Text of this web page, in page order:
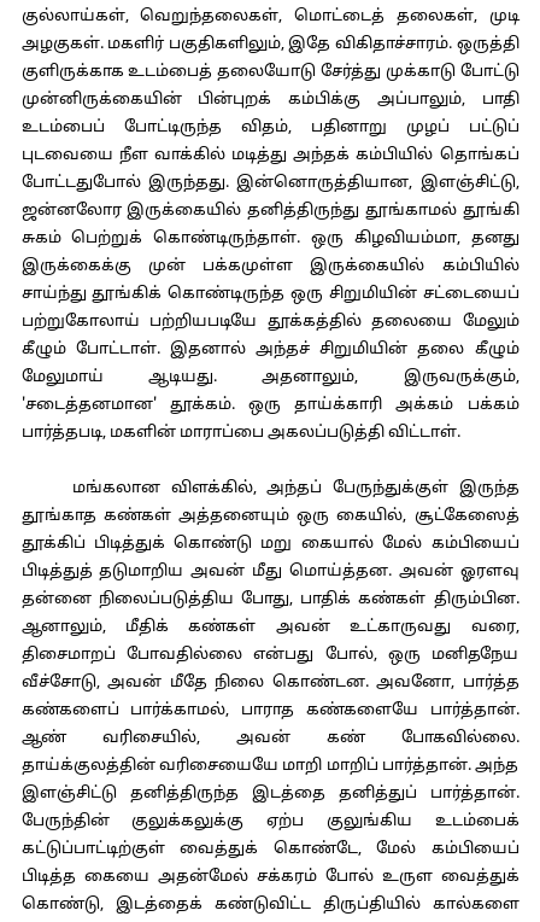
குல்லாய்கள், வெறுந்தலைகள், மொட்டைத் தலைகள், முடி
அழகுகள். மகளிர் பகுதிகளிலும், இதே விகிதாச்சாரம். ஒருத்தி
குளிருக்காக உடம்பைத் தலையோடு சேர்த்து முக்காடு போட்டு
முன்னிருக்கையின் பின்புறக் கம்பிக்கு அப்பாலும், பாதி
உடம்பைப் போட்டிருந்த விதம், பதினாறு முழப் பட்டுப்
புடவையை நீள வாக்கில் மடித்து அந்தக் கம்பியில் தொங்கப்
போட்டதுபோல் இருந்தது. இன்னொருத்தியான, இளஞ்சிட்டு,
ஜன்னலோர இருக்கையில் தனித்திருந்து தூங்காமல் தூங்கி
சுகம் பெற்றுக் கொண்டிருந்தாள். ஒரு கிழவியம்மா, தனது
இருக்கைக்கு முன் பக்கமுள்ள இருக்கையில் கம்பியில்
சாய்ந்து தூங்கிக் கொண்டிருந்த ஒரு சிறுமியின் சட்டையைப்
பற்றுகோலாய் பற்றியபடியே தூக்கத்தில் தலையை மேலும்
கீழும் போட்டாள். இதனால் அந்தச் சிறுமியின் தலை கீழும்
மேலுமாய் ஆடியது. அதனாலும், இருவருக்கும்,
'சடைத்தனமான' தூக்கம். ஒரு தாய்க்காரி அக்கம் பக்கம்
பார்த்தபடி, மகளின் மாராப்பை அகலப்படுத்தி விட்டாள்.
மங்கலான விளக்கில், அந்தப் பேருந்துக்குள் இருந்த
தூங்காத கண்கள் அத்தனையும் ஒரு கையில், சூட்கேஸைத்
தூக்கிப் பிடித்துக் கொண்டு மறு கையால் மேல் கம்பியைப்
பிடித்துத் தடுமாறிய அவன் மீது மொய்த்தன. அவன் ஓரளவு
தன்னை நிலைப்படுத்திய போது, பாதிக் கண்கள் திரும்பின.
ஆனாலும், மீதிக் கண்கள் அவன் உட்காருவது வரை,
திசைமாறப் போவதில்லை என்பது போல், ஒரு மனிதநேய
வீச்சோடு, அவன் மீதே நிலை கொண்டன. அவனோ, பார்த்த
கண்களைப் பார்க்காமல், பாராத கண்களையே பார்த்தான்.
ஆண் வரிசையில், அவன் கண் போகவில்லை.
தாய்க்குலத்தின் வரிசையையே மாறி மாறிப் பார்த்தான். அந்த
இளஞ்சிட்டு தனித்திருந்த இடத்தை தனித்துப் பார்த்தான்.
பேருந்தின் குலுக்கலுக்கு ஏற்ப குலுங்கிய உடம்பைக்
கட்டுப்பாட்டிற்குள் வைத்துக் கொண்டே, மேல் கம்பியைப்
பிடித்த கையை அதன்மேல் சக்கரம் போல் உருள வைத்துக்
கொண்டு, இடத்தைக் கண்டுவிட்ட திருப்தியில் கால்களை